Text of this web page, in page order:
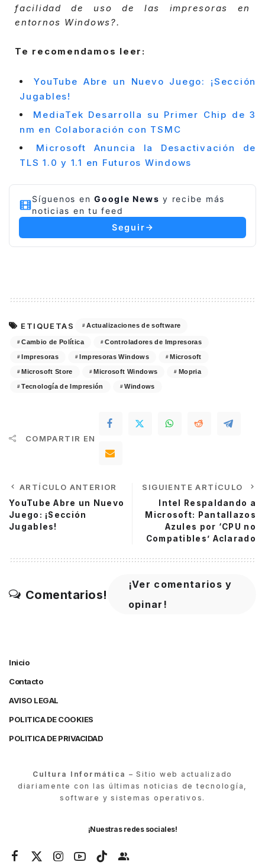
facilidad de uso de las impresoras en
entornos Windows?.
Te recomendamos leer:
YouTube Abre un Nuevo Juego: ¡Sección
Jugables!
MediaTek Desarrolla su Primer Chip de 3
nm en Colaboración con TSMC
Microsoft Anuncia la Desactivación de
TLS 1.0 y 1.1 en Futuros Windows
Síguenos en Google News y recibe más
noticias en tu feed
Seguir
ETIQUETAS Actualizaciones de software
Cambio de Política Controladores de Impresoras
Impresoras Impresoras Windows Microsoft
Microsoft Store Microsoft Windows Mopria
Tecnología de Impresión Windows
COMPARTIR EN
ARTÍCULO ANTERIOR
YouTube Abre un Nuevo
Juego: ¡Sección
Jugables!
SIGUIENTE ARTÍCULO
Intel Respaldando a
Microsoft: Pantallazos
Azules por ‘CPU no
Compatibles’ Aclarado
Comentarios!
¡Ver comentarios y
opinar!
Inicio
Contacto
AVISO LEGAL
POLITICA DE COOKIES
POLITICA DE PRIVACIDAD
Cultura Informática – Sitio web actualizado
diariamente con las últimas noticias de tecnología,
software y sistemas operativos.
¡Nuestras redes sociales!